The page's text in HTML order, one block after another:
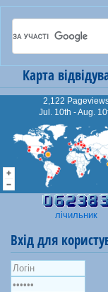
Карта
2,122
Jul. 10th - Aug.
лічильник
Вхід для